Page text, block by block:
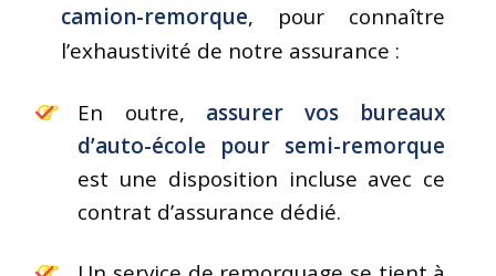
camion-remorque, pour connaître
l’exhaustivité de notre assurance :
En outre, assurer vos bureaux
d’auto-école pour semi-remorque
est une disposition incluse avec ce
contrat d’assurance dédié.